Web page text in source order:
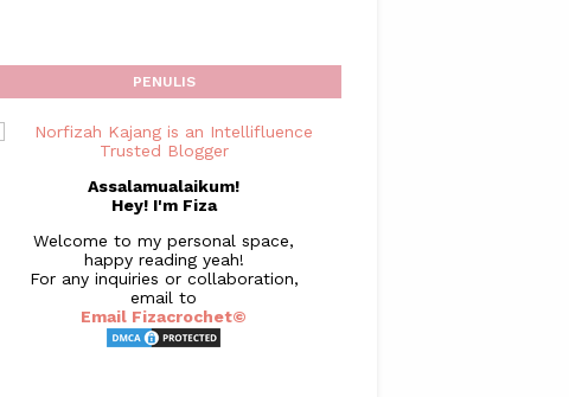
PENULIS
Assalamualaikum!
Hey! I'm Fiza
Welcome to my personal space,
happy reading yeah!
For any inquiries or collaboration,
email to
Email Fizacrochet©